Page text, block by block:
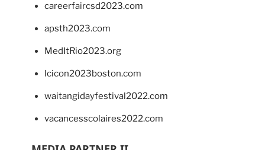
careerfaircsd2023.com
apsth2023.com
MedItRio2023.org
lcicon2023boston.com
waitangidayfestival2022.com
vacancesscolaires2022.com